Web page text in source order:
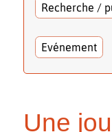
Recherche /
Evénement
Une